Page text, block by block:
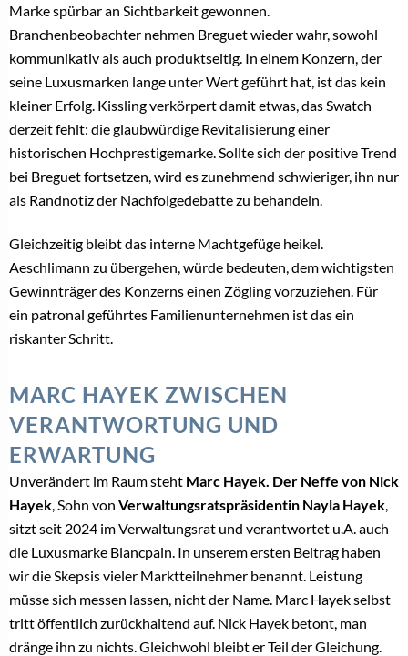
Marke spürbar an Sichtbarkeit gewonnen.
Branchenbeobachter nehmen Breguet wieder wahr, sowohl
kommunikativ als auch produktseitig. In einem Konzern, der
seine Luxusmarken lange unter Wert geführt hat, ist das kein
kleiner Erfolg. Kissling verkörpert damit etwas, das Swatch
derzeit fehlt: die glaubwürdige Revitalisierung einer
historischen Hochprestigemarke. Sollte sich der positive Trend
bei Breguet fortsetzen, wird es zunehmend schwieriger, ihn nur
als Randnotiz der Nachfolgedebatte zu behandeln.
Gleichzeitig bleibt das interne Machtgefüge heikel.
Aeschlimann zu übergehen, würde bedeuten, dem wichtigsten
Gewinnträger des Konzerns einen Zögling vorzuziehen. Für
ein patronal geführtes Familienunternehmen ist das ein
riskanter Schritt.
MARC HAYEK ZWISCHEN
VERANTWORTUNG UND
ERWARTUNG
Unverändert im Raum steht Marc Hayek. Der Neffe von Nick
Hayek , Sohn von Verwaltungsratspräsidentin Nayla Hayek
sitzt seit 2024 im Verwaltungsrat und verantwortet u.A. auch
die Luxusmarke Blancpain. In unserem ersten Beitrag haben
wir die Skepsis vieler Marktteilnehmer benannt. Leistung
müsse sich messen lassen, nicht der Name. Marc Hayek selbst
tritt öffentlich zurückhaltend auf. Nick Hayek betont, man
dränge ihn zu nichts. Gleichwohl bleibt er Teil der Gleichung.